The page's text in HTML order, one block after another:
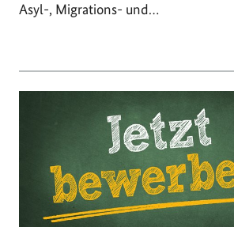
Asyl-, Migrations- und…